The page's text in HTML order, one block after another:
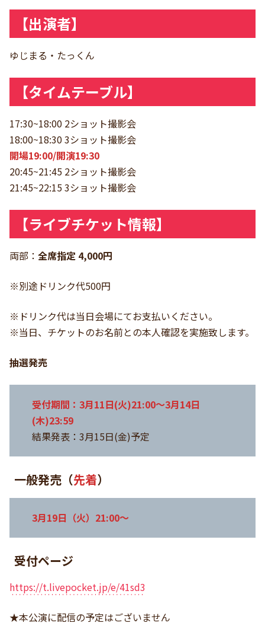
【出演者】
ゆじまる・たっくん
【タイムテーブル】
17:30~18:00 2ショット撮影会
18:00~18:30 3ショット撮影会
開場19:00/開演19:30
20:45~21:45 2ショット撮影会
21:45~22:15 3ショット撮影会
【ライブチケット情報】
両部： 全席指定 4,000円
※別途ドリンク代500円
※ドリンク代は当日会場にてお支払いください。
※当日、チケットのお名前との本人確認を実施致します。
抽選発売
受付期間：3月11日(火)21:00〜3月14日
(木)23:59
結果発表：3月15日(金)予定
一般発売（先着）
3月19日（火）21:00〜
受付ページ
https://t.livepocket.jp/e/41sd3
★本公演に配信の予定はございません